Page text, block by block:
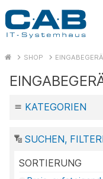
SHOP
KATEGORIEN
SUCHEN,
SORTIERUNG